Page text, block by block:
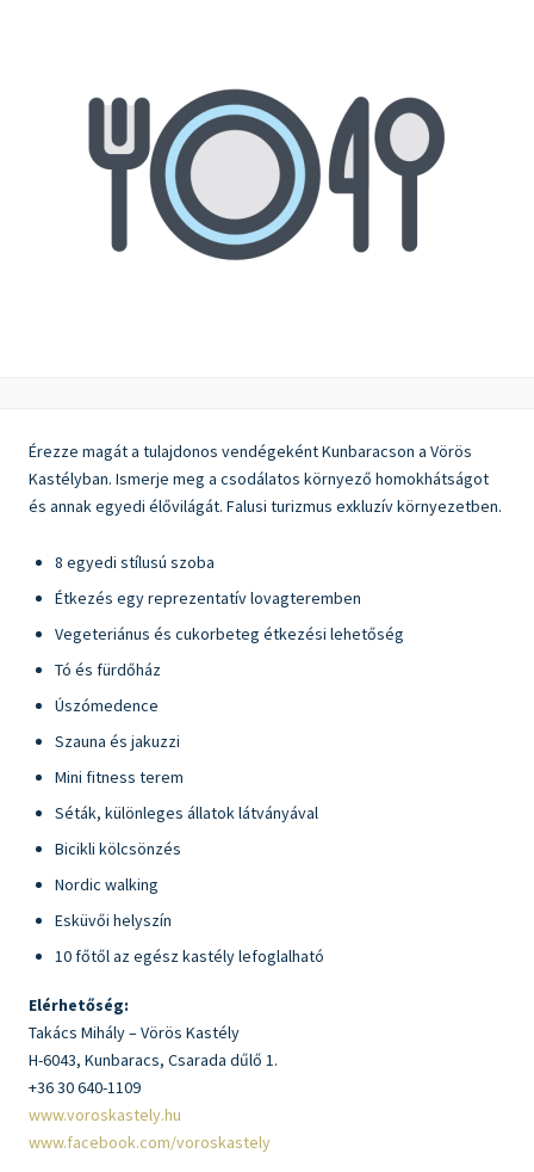
Érezze magát a tulajdonos vendégeként Kunbaracson a Vörös
Kastélyban. Ismerje meg a csodálatos környező homokhátságot
és annak egyedi élővilágát. Falusi turizmus exkluzív környezetben.
8 egyedi stílusú szoba
Étkezés egy reprezentatív lovagteremben
Vegeteriánus és cukorbeteg étkezési lehetőség
Tó és fürdőház
Úszómedence
Szauna és jakuzzi
Mini fitness terem
Séták, különleges állatok látványával
Bicikli kölcsönzés
Nordic walking
Esküvői helyszín
10 főtől az egész kastély lefoglalható
Elérhetőség:
Takács Mihály – Vörös Kastély
H-6043, Kunbaracs, Csarada dűlő 1.
+36 30 640-1109
www.voroskastely.hu
www.facebook.com/voroskastely